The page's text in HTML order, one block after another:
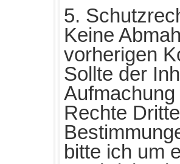
5.
Keine
vorherigen
Sollte der
Rechte
bitte ich um